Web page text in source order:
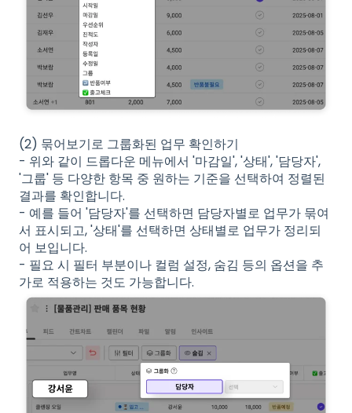
(2) 묶어보기로 그룹화된 업무 확인하기
- 위와 같이 드롭다운 메뉴에서 '마감일', '상태', '담당자',
'그룹' 등 다양한 항목 중 원하는 기준을 선택하여 정렬된
결과를 확인합니다.
- 예를 들어 '담당자'를 선택하면 담당자별로 업무가 묶여
서 표시되고, '상태'를 선택하면 상태별로 업무가 정리되
어 보입니다.
- 필요 시 필터 부분이나 컬럼 설정, 숨김 등의 옵션을 추
가로 적용하는 것도 가능합니다.